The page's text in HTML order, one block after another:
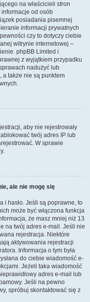
na właścicieli stron
od osób
posiadania pisemnej
informacji prywatnych
czy to dotyczy ciebie
witrynie internetowej –
phpBB Limited i
z wyjątkiem przypadku
nadużyć lub
a także nie są punktem
aby nie rejestrowały
twój adres IP lub
W sprawie
ale nie mogę się
i hasło. Jeśli są poprawne, to
może być włączona funkcja
że masz mniej niż 13
na twój adres e-mail. Jeśli nie
rejestracja. Niektóre
aktywowania rejestracji
Informacja o tym była
do ciebie wiadomość e-
Jeżeli taka wiadomość
adres e-mail lub
Jeśli na pewno
spróbuj skontaktować się z